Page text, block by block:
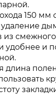
150 мм
из
удобнее и
длина